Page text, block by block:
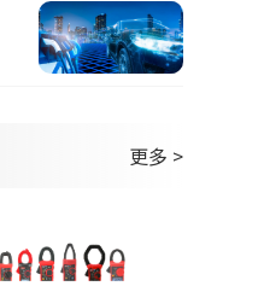
更多 >